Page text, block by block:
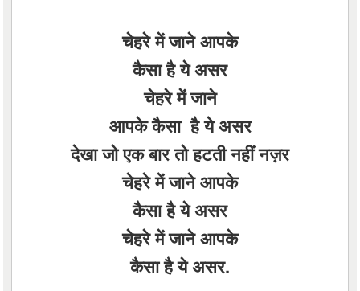
चेहरे में जाने आपके
कैसा है ये असर
चेहरे में जाने
आपके कैसा है ये असर
देखा जो एक बार तो हटती नहीं नज़र
चेहरे में जाने आपके
कैसा है ये असर
चेहरे में जाने आपके
कैसा है ये असर.